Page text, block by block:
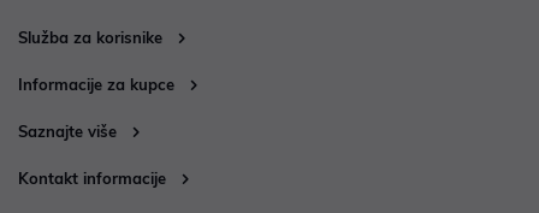
Služba za korisnike
Informacije za kupce
Saznajte više
Kontakt informacije